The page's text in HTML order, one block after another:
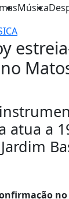
Música
atua a
no